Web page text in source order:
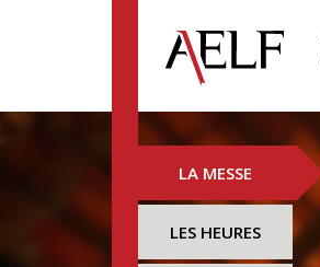
LA MESSE
LES HEURES